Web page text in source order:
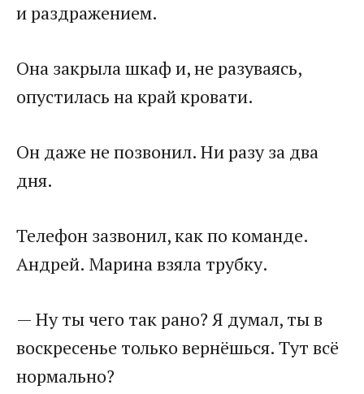
и раздражением.
Она закрыла шкаф и, не разуваясь,
опустилась на край кровати.
Он даже не позвонил. Ни разу за два
дня.
Телефон зазвонил, как по команде.
Андрей. Марина взяла трубку.
— Ну ты чего так рано? Я думал, ты в
воскресенье только вернёшься. Тут всё
нормально?